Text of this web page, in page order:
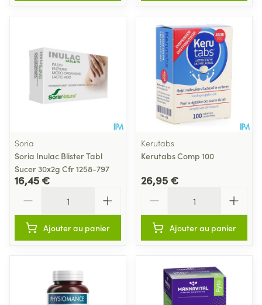
Soria
Soria Inulac Blister Tabl
Sucer 30x2g Cfr 1258-797
16,45 €
Ajouter au panier
Kerutabs
Kerutabs Comp 100
26,95 €
Ajouter au panier